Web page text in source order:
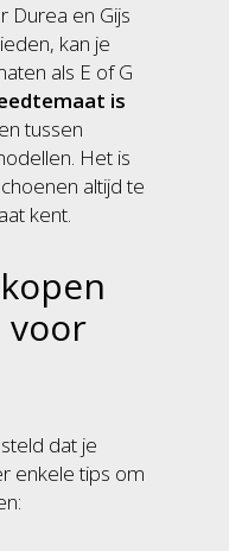
Durea en Gijs
kan je
als E of G
is
tussen
Het is
altijd te
kent.
voor
dat je
enkele tips om